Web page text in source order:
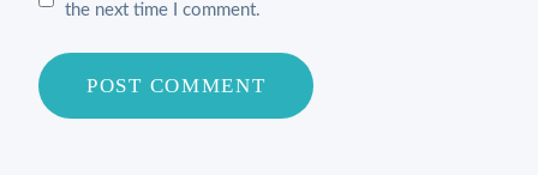
the next time I comment.